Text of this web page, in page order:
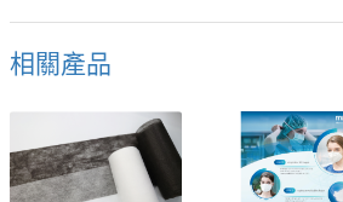
相關產品